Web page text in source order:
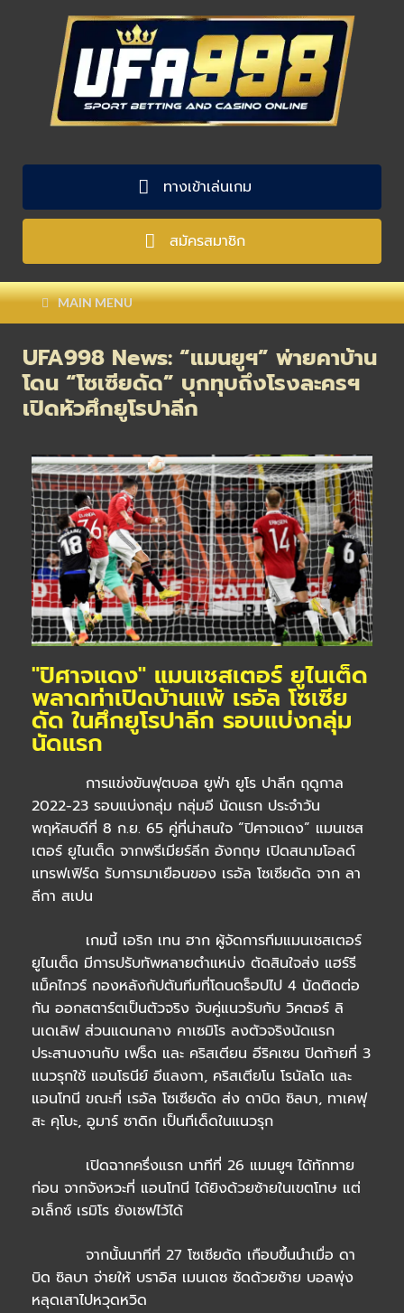
ทางเข้าเล่นเกม
สมัครสมาชิก
MAIN MENU
UFA998 News: “แมนยูฯ” พ่ายคาบ้าน
โดน “โซเซียดัด” บุกทุบถึงโรงละครฯ
เปิดหัวศึกยูโรปาลีก
"ปิศาจแดง" แมนเชสเตอร์ ยูไนเต็ด
พลาดท่าเปิดบ้านแพ้ เรอัล โซเซีย
ดัด ในศึกยูโรปาลีก รอบแบ่งกลุ่ม
นัดแรก
การแข่งขันฟุตบอล ยูฟ่า ยูโร ปาลีก ฤดูกาล
2022-23 รอบแบ่งกลุ่ม กลุ่มอี นัดแรก ประจำวัน
พฤหัสบดีที่ 8 ก.ย. 65 คู่ที่น่าสนใจ “ปิศาจแดง” แมนเชส
เตอร์ ยูไนเต็ด จากพรีเมียร์ลีก อังกฤษ เปิดสนามโอลด์
แทรฟเฟิร์ด รับการมาเยือนของ เรอัล โซเซียดัด จาก ลา
ลีกา สเปน
เกมนี้ เอริก เทน ฮาก ผู้จัดการทีมแมนเชสเตอร์
ยูไนเต็ด มีการปรับทัพหลายตำแหน่ง ตัดสินใจส่ง แฮร์รี
แม็คไกวร์ กองหลังกัปตันทีมที่โดนดร็อปไป 4 นัดติดต่อ
กัน ออกสตาร์ตเป็นตัวจริง จับคู่แนวรับกับ วิคตอร์ ลิ
นเดเลิฟ ส่วนแดนกลาง คาเซมิโร ลงตัวจริงนัดแรก
ประสานงานกับ เฟร็ด และ คริสเตียน อีริคเซน ปิดท้ายที่ 3
แนวรุกใช้ แอนโธนีย์ อีแลงกา, คริสเตียโน โรนัลโด และ
แอนโทนี ขณะที่ เรอัล โซเซียดัด ส่ง ดาบิด ซิลบา, ทาเคฟุ
สะ คุโบะ, อูมาร์ ซาดิก เป็นทีเด็ดในแนวรุก
เปิดฉากครึ่งแรก นาทีที่ 26 แมนยูฯ ได้ทักทาย
ก่อน จากจังหวะที่ แอนโทนี ได้ยิงด้วยซ้ายในเขตโทษ แต่
อเล็กซ์ เรมิโร ยังเซฟไว้ได้
จากนั้นนาทีที่ 27 โซเซียดัด เกือบขึ้นนำเมื่อ ดา
บิด ซิลบา จ่ายให้ บราอิส เมนเดซ ซัดด้วยซ้าย บอลพุ่ง
หลุดเสาไปหวุดหวิด